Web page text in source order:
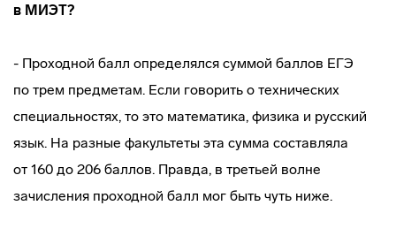
в МИЭТ?
- Проходной балл определялся суммой баллов ЕГЭ
по трем предметам. Если говорить о технических
специальностях, то это математика, физика и русский
язык. На разные факультеты эта сумма составляла
от 160 до 206 баллов. Правда, в третьей волне
зачисления проходной балл мог быть чуть ниже.